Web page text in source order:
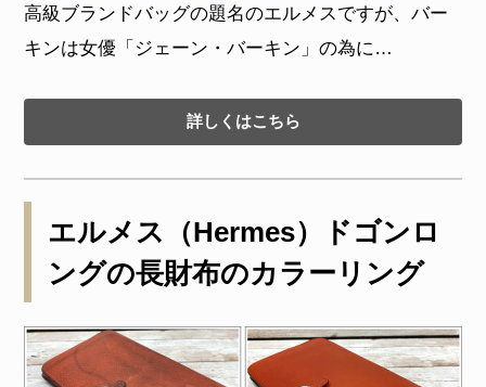
高級ブランドバッグの題名のエルメスですが、バー
キンは女優「ジェーン・バーキン」の為に…
詳しくはこちら
エルメス（Hermes）ドゴンロ
ングの長財布のカラーリング